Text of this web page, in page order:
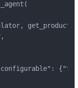
{"configurable":